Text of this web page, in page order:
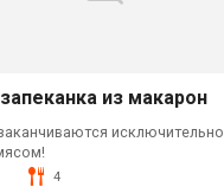
из макарон
исключительно
4